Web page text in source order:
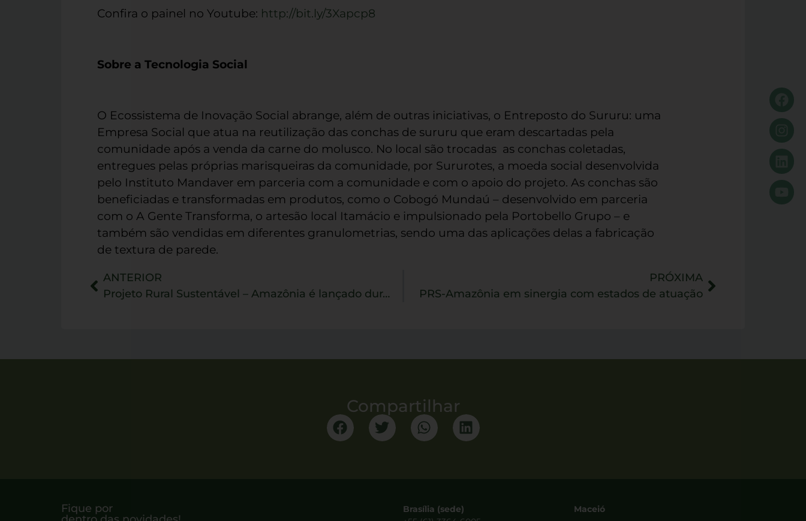
Confira o painel no Youtube: http://bit.ly/3Xapcp8
Sobre a Tecnologia Social
O Ecossistema de Inovação Social abrange, além de outras iniciativas, o Entreposto do Sururu: uma
Empresa Social que atua na reutilização das conchas de sururu que eram descartadas pela
comunidade após a venda da carne do molusco. No local são trocadas as conchas coletadas,
entregues pelas próprias marisqueiras da comunidade, por Sururotes, a moeda social desenvolvida
pelo Instituto Mandaver em parceria com a comunidade e com o apoio do projeto. As conchas são
beneficiadas e transformadas em produtos, como o Cobogó Mundaú – desenvolvido em parceria
com o A Gente Transforma, o artesão local Itamácio e impulsionado pela Portobello Grupo – e
também são vendidas em diferentes granulometrias, sendo uma das aplicações delas a fabricação
de textura de parede.
ANTERIOR
Projeto Rural Sustentável – Amazônia é lançado durante a COP27
PRÓXIMA
PRS-Amazônia em sinergia com estados de atuação
Compartilhar
Fique por
Brasília (sede)
Maceió